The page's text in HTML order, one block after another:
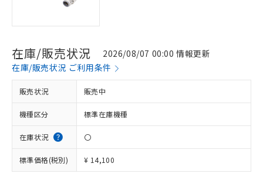
在庫/販売状況
2026/08/07 00:00 情報更新
在庫/販売状況 ご利用条件
販売状況 販売中
機種区分 標準在庫機種
在庫状況 〇
標準価格(税別) ¥ 14,100